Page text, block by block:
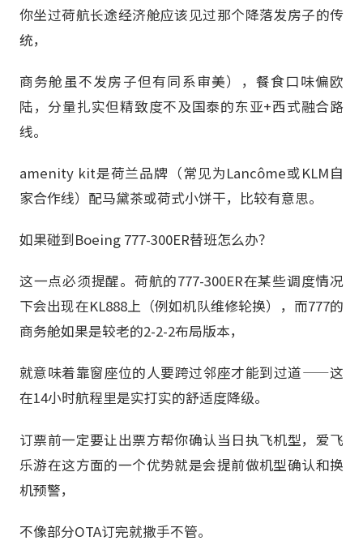
你坐过荷航长途经济舱应该见过那个降落发房子的传
统，
商务舱虽不发房子但有同系审美），餐食口味偏欧
陆，分量扎实但精致度不及国泰的东亚+西式融合路
线。
amenity kit是荷兰品牌（常见为Lancôme或KLM自
家合作线）配马黛茶或荷式小饼干，比较有意思。
如果碰到Boeing 777-300ER替班怎么办？
这一点必须提醒。荷航的777-300ER在某些调度情况
下会出现在KL888上（例如机队维修轮换），而777的
商务舱如果是较老的2-2-2布局版本，
就意味着靠窗座位的人要跨过邻座才能到过道——这
在14小时航程里是实打实的舒适度降级。
订票前一定要让出票方帮你确认当日执飞机型，爱飞
乐游在这方面的一个优势就是会提前做机型确认和换
机预警，
不像部分OTA订完就撒手不管。